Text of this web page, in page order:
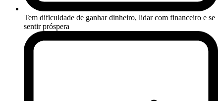
Tem dificuldade de ganhar dinheiro, lidar com financeiro e se
sentir próspera